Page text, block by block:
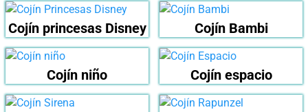
Cojín princesas Disney Cojín Bambi
Cojín niño Cojín espacio